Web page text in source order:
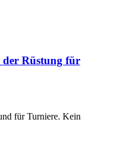
Rüstung für
für Turniere. Kein